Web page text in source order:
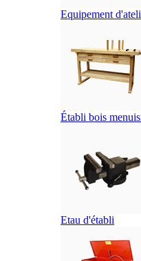
Equipement
Établi bois
Etau d'établi